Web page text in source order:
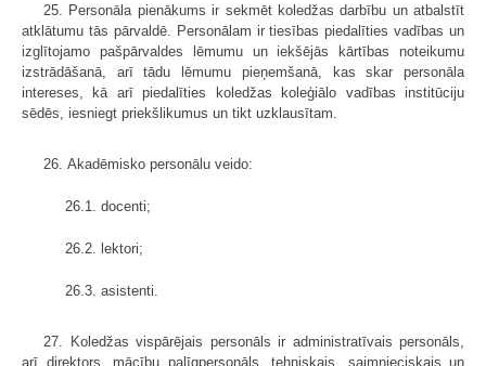
25. Personāla pienākums ir sekmēt koledžas darbību un atbalstīt
atklātumu tās pārvaldē. Personālam ir tiesības piedalīties vadības un
izglītojamo pašpārvaldes lēmumu un iekšējās kārtības noteikumu
izstrādāšanā, arī tādu lēmumu pieņemšanā, kas skar personāla
intereses, kā arī piedalīties koledžas koleģiālo vadības institūciju
sēdēs, iesniegt priekšlikumus un tikt uzklausītam.
26. Akadēmisko personālu veido:
26.1. docenti;
26.2. lektori;
26.3. asistenti.
27. Koledžas vispārējais personāls ir administratīvais personāls,
arī direktors, mācību palīgpersonāls, tehniskais, saimnieciskais un